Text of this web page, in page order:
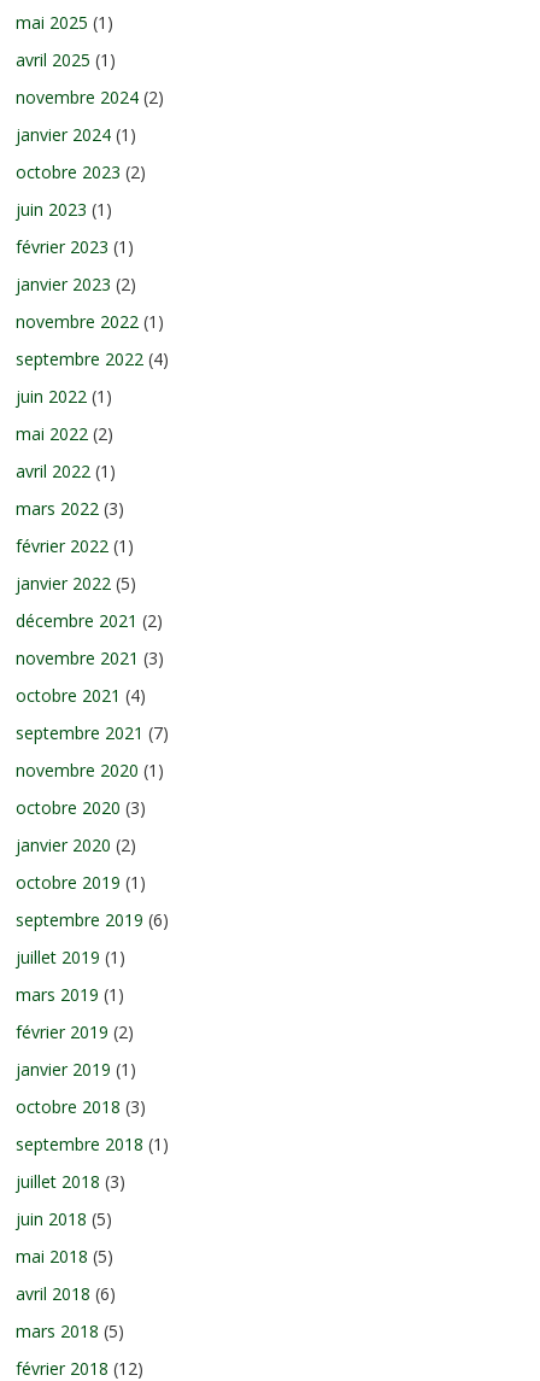
mai 2025 (1)
avril 2025 (1)
novembre 2024 (2)
janvier 2024 (1)
octobre 2023 (2)
juin 2023 (1)
février 2023 (1)
janvier 2023 (2)
novembre 2022 (1)
septembre 2022 (4)
juin 2022 (1)
mai 2022 (2)
avril 2022 (1)
mars 2022 (3)
février 2022 (1)
janvier 2022 (5)
décembre 2021 (2)
novembre 2021 (3)
octobre 2021 (4)
septembre 2021 (7)
novembre 2020 (1)
octobre 2020 (3)
janvier 2020 (2)
octobre 2019 (1)
septembre 2019 (6)
juillet 2019 (1)
mars 2019 (1)
février 2019 (2)
janvier 2019 (1)
octobre 2018 (3)
septembre 2018 (1)
juillet 2018 (3)
juin 2018 (5)
mai 2018 (5)
avril 2018 (6)
mars 2018 (5)
février 2018 (12)